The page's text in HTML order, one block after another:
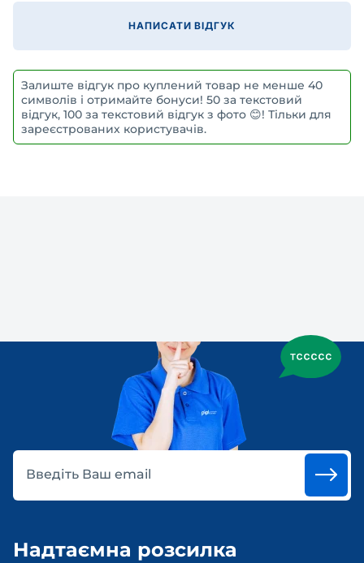
НАПИСАТИ ВІДГУК
Залиште відгук про куплений товар не менше 40
символів і отримайте бонуси! 50 за текстовий
відгук, 100 за текстовий відгук з фото 😊! Тільки для
зареєстрованих користувачів.
Введіть Ваш email
Надтаємна розсилка